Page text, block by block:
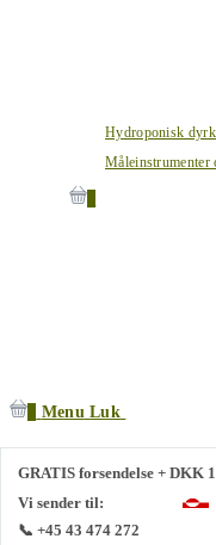
Hydroponisk
Måleinstrumenter
Menu Luk
GRATIS forsendelse + DKK
Vi sender til:
📞 +45 43 474 272